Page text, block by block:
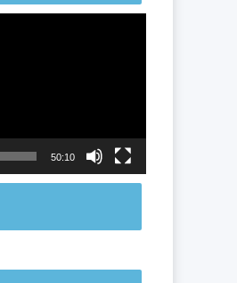
50:10